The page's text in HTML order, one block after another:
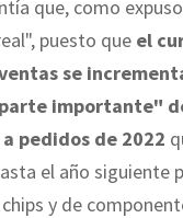
que, como
puesto que el
se
importante"
pedidos de 2022
el año siguiente
y de